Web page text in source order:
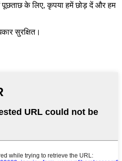
पूछताछ के लिए, कृपया हमें छोड़ दें और हम
सुरक्षित।